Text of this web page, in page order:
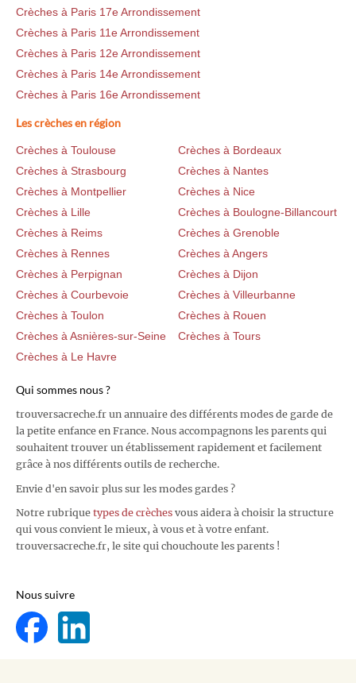
Crèches à Paris 17e Arrondissement
Crèches à Paris 11e Arrondissement
Crèches à Paris 12e Arrondissement
Crèches à Paris 14e Arrondissement
Crèches à Paris 16e Arrondissement
Les crèches en région
Crèches à Toulouse
Crèches à Bordeaux
Crèches à Strasbourg
Crèches à Nantes
Crèches à Montpellier
Crèches à Nice
Crèches à Lille
Crèches à Boulogne-Billancourt
Crèches à Reims
Crèches à Grenoble
Crèches à Rennes
Crèches à Angers
Crèches à Perpignan
Crèches à Dijon
Crèches à Courbevoie
Crèches à Villeurbanne
Crèches à Toulon
Crèches à Rouen
Crèches à Asnières-sur-Seine
Crèches à Tours
Crèches à Le Havre
Qui sommes nous ?
trouversacreche.fr un annuaire des différents modes de garde de
la petite enfance en France. Nous accompagnons les parents qui
souhaitent trouver un établissement rapidement et facilement
grâce à nos différents outils de recherche.
Envie d'en savoir plus sur les modes gardes ?
Notre rubrique types de crèches vous aidera à choisir la structure
qui vous convient le mieux, à vous et à votre enfant.
trouversacreche.fr, le site qui chouchoute les parents !
Nous suivre